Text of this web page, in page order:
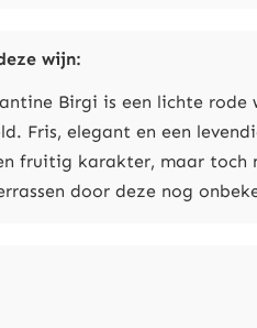
wijn:
Birgi is een lichte
Fris, elegant en een
fruitig karakter, maar toch
door deze nog